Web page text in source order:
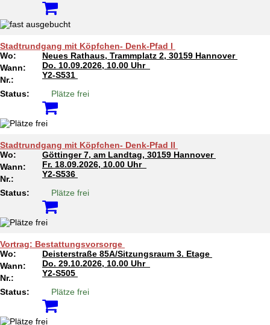
Stadtrundgang mit Köpfchen- Denk-Pfad I
Wo:
Neues Rathaus, Trammplatz 2, 30159 Hannover
Wann:
Do. 10.09.2026, 10.00 Uhr
Nr.:
Y2-S531
Status:
Plätze frei
Stadtrundgang mit Köpfchen- Denk-Pfad II
Wo:
Göttinger 7, am Landtag, 30159 Hannover
Wann:
Fr. 18.09.2026, 10.00 Uhr
Nr.:
Y2-S536
Status:
Plätze frei
Vortrag: Bestattungsvorsorge
Wo:
Deisterstraße 85A/Sitzungsraum 3. Etage
Wann:
Do. 29.10.2026, 10.00 Uhr
Nr.:
Y2-S505
Status:
Plätze frei